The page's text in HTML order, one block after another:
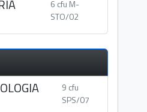
6 cfu M-
STO/02
9 cfu
SPS/07